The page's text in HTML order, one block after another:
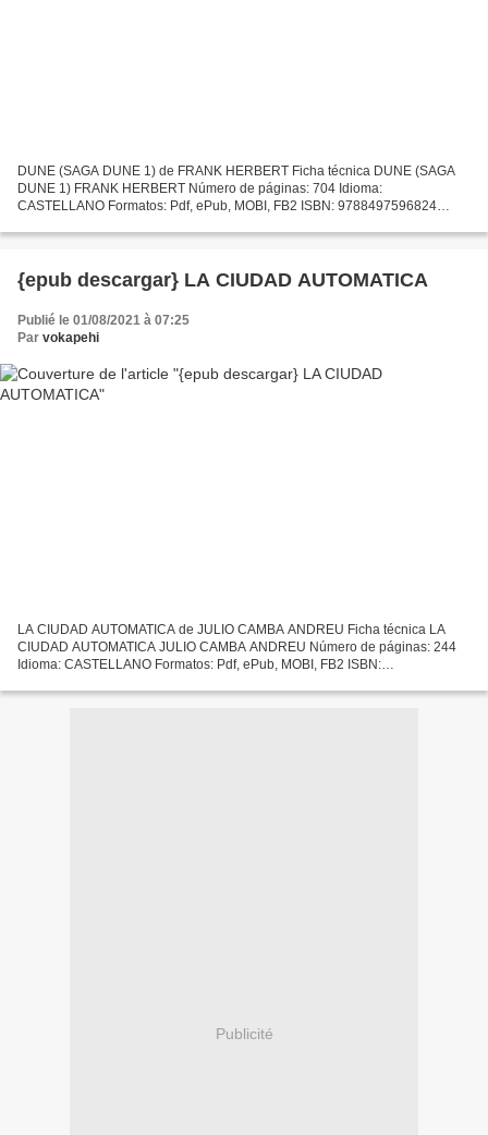
DUNE (SAGA DUNE 1) de FRANK HERBERT Ficha técnica DUNE (SAGA
DUNE 1) FRANK HERBERT Número de páginas: 704 Idioma:
CASTELLANO Formatos: Pdf, ePub, MOBI, FB2 ISBN: 9788497596824
Descargar...
{epub descargar} LA CIUDAD AUTOMATICA
Publié le 01/08/2021 à 07:25
Par vokapehi
LA CIUDAD AUTOMATICA de JULIO CAMBA ANDREU Ficha técnica LA
CIUDAD AUTOMATICA JULIO CAMBA ANDREU Número de páginas: 244
Idioma: CASTELLANO Formatos: Pdf, ePub, MOBI, FB2 ISBN:
eBook...
Publicité